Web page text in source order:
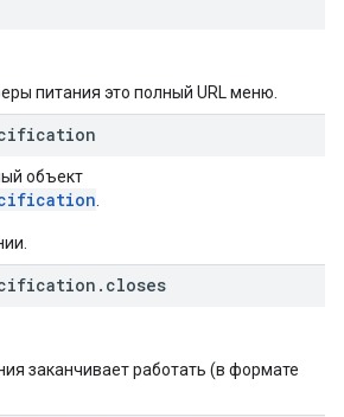
питания это полный URL меню.
объект
. closes
заканчивает работать (в формате